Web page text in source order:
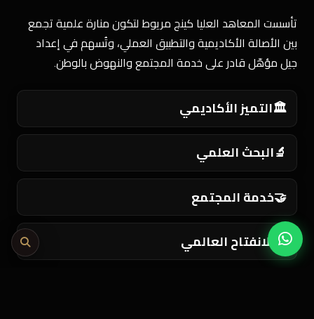
تأسست المعاهد العليا كينج مريوط لتكون منارة علمية تجمع
بين الأصالة الأكاديمية والتطبيق العملي، وتُسهم في إعداد
جيل مؤهّل قادر على خدمة المجتمع والنهوض بالوطن.
🏛️التميز الأكاديمي
🔬 البحث العلمي
🤝خدمة المجتمع
🌍 الانفتاح العالمي